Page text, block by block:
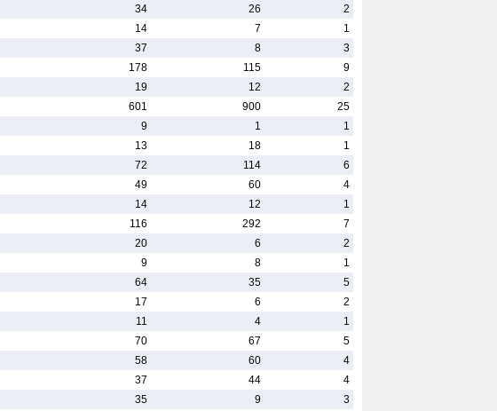
34 26
2
14 7
1
37 8
3
178 115
9
19 12
2
601 900
25
9 1
1
13 18
1
72 114
6
49 60
4
14 12
1
116 292
7
20 6
2
9 8
1
64 35
5
17 6
2
11 4
1
70 67
5
58 60
4
37 44
4
35 9 3